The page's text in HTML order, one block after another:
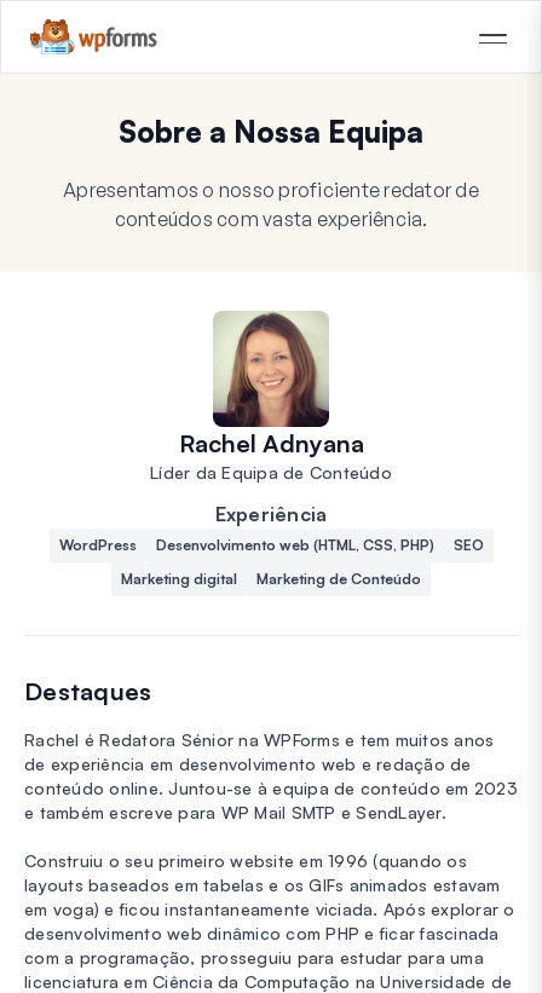
Sobre a Nossa Equipa
Apresentamos o nosso proficiente redator de
conteúdos com vasta experiência.
Rachel Adnyana
Líder da Equipa de Conteúdo
Experiência
WordPress Desenvolvimento web (HTML, CSS, PHP)
SEO
Marketing digital
Marketing de Conteúdo
Destaques
Rachel é Redatora Sénior na WPForms e tem muitos anos
de experiência em desenvolvimento web e redação de
conteúdo online. Juntou-se à equipa de conteúdo em 2023
e também escreve para WP Mail SMTP e SendLayer.
Construiu o seu primeiro website em 1996 (quando os
layouts baseados em tabelas e os GIFs animados estavam
em voga) e ficou instantaneamente viciada. Após explorar o
desenvolvimento web dinâmico com PHP e ficar fascinada
com a programação, prosseguiu para estudar para uma
licenciatura em Ciência da Computação na Universidade de